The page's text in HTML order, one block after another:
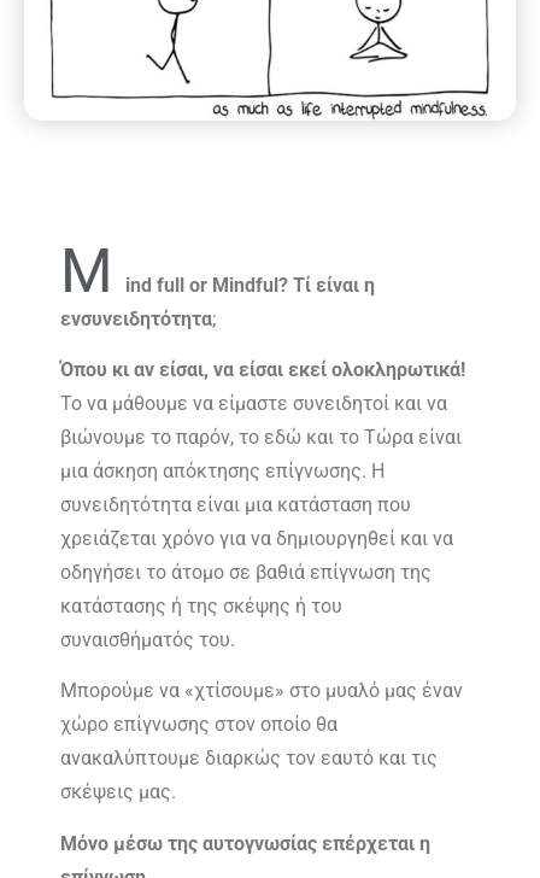
M
ind full or Mindful? Τί είναι η
ενσυνειδητότητα;
Όπου κι αν είσαι, να είσαι εκεί ολοκληρωτικά!
Το να μάθουμε να είμαστε συνειδητοί και να
βιώνουμε το παρόν, το εδώ και το Τώρα είναι
μια άσκηση απόκτησης επίγνωσης. Η
συνειδητότητα είναι μια κατάσταση που
χρειάζεται χρόνο για να δημιουργηθεί και να
οδηγήσει το άτομο σε βαθιά επίγνωση της
κατάστασης ή της σκέψης ή του
συναισθήματός του.
Μπορούμε να «χτίσουμε» στο μυαλό μας έναν
χώρο επίγνωσης στον οποίο θα
ανακαλύπτουμε διαρκώς τον εαυτό και τις
σκέψεις μας.
Μόνο μέσω της αυτογνωσίας επέρχεται η